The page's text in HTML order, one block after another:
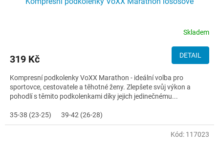
Skladem
319 Kč DETAIL
Kompresní podkolenky VoXX Marathon - ideální volba pro
sportovce, cestovatele a těhotné ženy. Zlepšete svůj výkon a
pohodlí s těmito podkolenkami díky jejich jedinečnému...
35-38 (23-25) 39-42 (26-28)
Kód: 117023